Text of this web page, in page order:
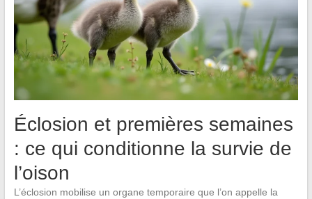
Éclosion et premières semaines
: ce qui conditionne la survie de
l’oison
L’éclosion mobilise un organe temporaire que l’on appelle la